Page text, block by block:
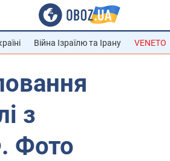
Війна Ізраїлю та Ірану VENETO
з
Фото